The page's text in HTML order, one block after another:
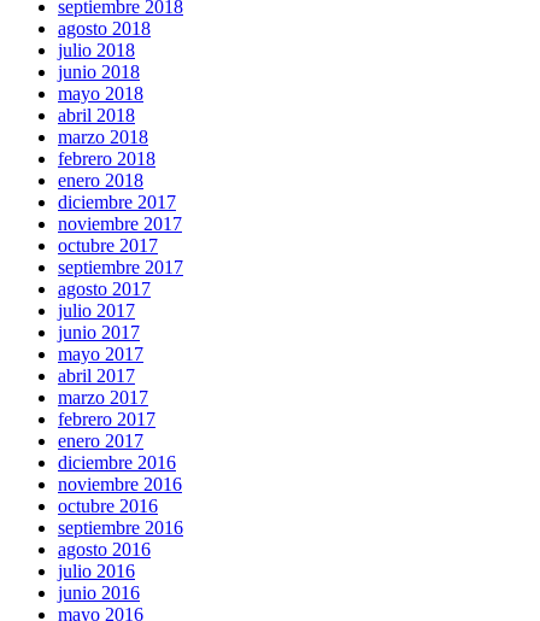
septiembre 2018
agosto 2018
julio 2018
junio 2018
mayo 2018
abril 2018
marzo 2018
febrero 2018
enero 2018
diciembre 2017
noviembre 2017
octubre 2017
septiembre 2017
agosto 2017
julio 2017
junio 2017
mayo 2017
abril 2017
marzo 2017
febrero 2017
enero 2017
diciembre 2016
noviembre 2016
octubre 2016
septiembre 2016
agosto 2016
julio 2016
junio 2016
mayo 2016